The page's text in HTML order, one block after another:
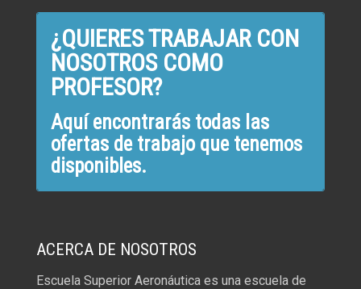
¿QUIERES TRABAJAR CON
NOSOTROS COMO
PROFESOR?
Aquí encontrarás todas las
ofertas de trabajo que tenemos
disponibles.
ACERCA DE NOSOTROS
Escuela Superior Aeronáutica es una escuela de